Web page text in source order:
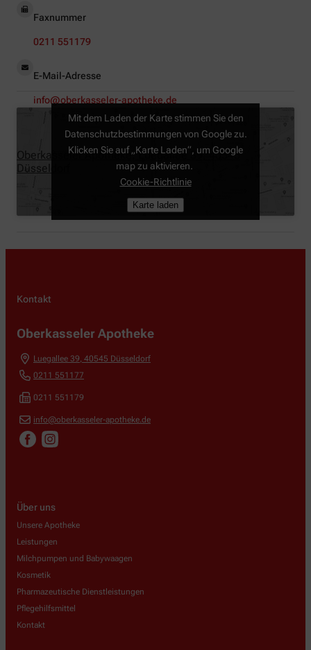
Faxnummer
0211 551179
E-Mail-Adresse
info@oberkasseler-apotheke.de
Oberkasseler Apotheke, Luegallee 39, 40545
Düsseldorf
Mit dem Laden der Karte stimmen Sie den
Datenschutzbestimmungen von Google zu.
Klicken Sie auf „Karte Laden“, um Google
map zu aktivieren.
Cookie-Richtlinie
Karte laden
Kontakt
Oberkasseler Apotheke
Luegallee 39, 40545 Düsseldorf
0211 551177
0211 551179
info@oberkasseler-apotheke.de
Über uns
Unsere Apotheke
Leistungen
Milchpumpen und Babywaagen
Kosmetik
Pharmazeutische Dienstleistungen
Pflegehilfsmittel
Kontakt